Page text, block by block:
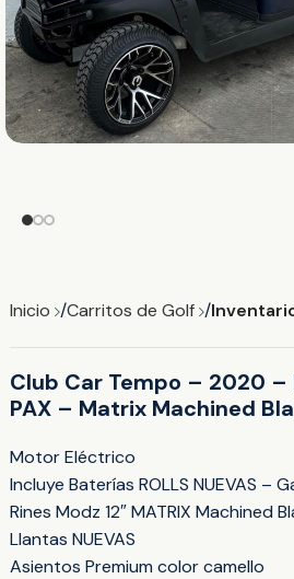
Inicio Carritos de Golf
Club Car Tempo – 2020 –
PAX – Matrix Machined
Motor Eléctrico
Incluye Baterías ROLLS NUEVAS –
Rines Modz 12″ MATRIX Machined
Llantas NUEVAS
Asientos Premium color camello